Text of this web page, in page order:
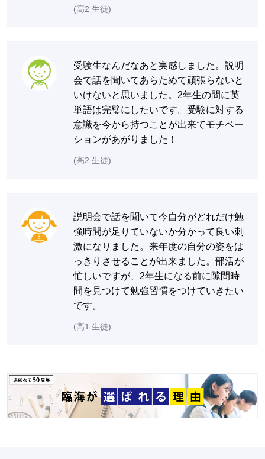
(高2 生徒)
受験生なんだなあと実感しました。説明
会で話を聞いてあらためて頑張らないと
いけないと思いました。2年生の間に英
単語は完璧にしたいです。受験に対する
意識を今から持つことが出来てモチベー
ションがあがりました！
(高2 生徒)
説明会で話を聞いて今自分がどれだけ勉
強時間が足りていないか分かって良い刺
激になりました。来年度の自分の姿をは
っきりさせることが出来ました。部活が
忙しいですが、2年生になる前に隙間時
間を見つけて勉強習慣をつけていきたい
です。
(高1 生徒)